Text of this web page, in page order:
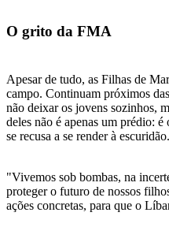
O grito da FMA
Apesar de tudo, as Filhas de
campo. Continuam próximos
não deixar os jovens sozinhos,
deles não é apenas um prédio:
se recusa a se render à escuridão.
"Vivemos sob bombas, na
proteger o futuro de nossos
ações concretas, para que o